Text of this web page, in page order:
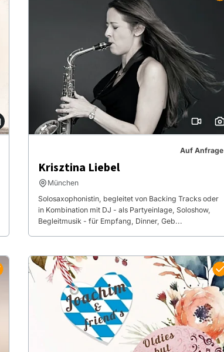
Auf Anfrage
Krisztina Liebel
München
Solosaxophonistin, begleitet von Backing Tracks oder
in Kombination mit DJ - als Partyeinlage, Soloshow,
Begleitmusik - für Empfang, Dinner, Geb...